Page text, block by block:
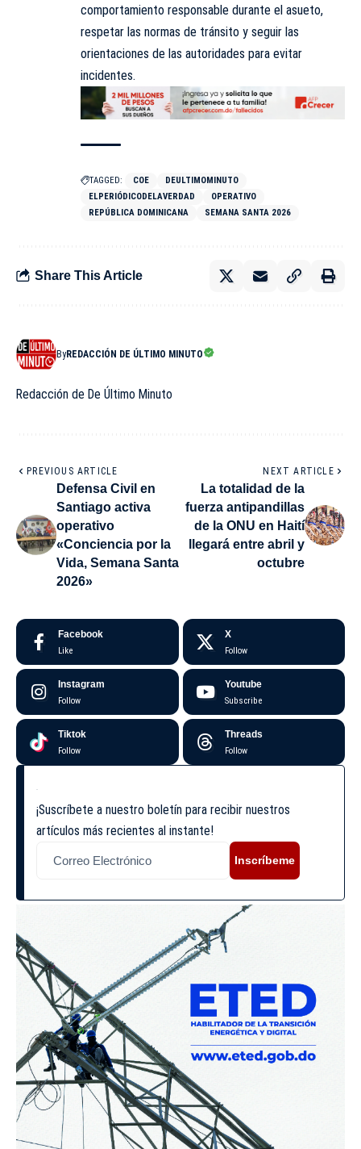
comportamiento responsable durante el asueto,
respetar las normas de tránsito y seguir las
orientaciones de las autoridades para evitar
incidentes.
TAGGED: COE
DEULTIMOMINUTO
ELPERIÓDICODELAVERDAD
OPERATIVO
REPÚBLICA DOMINICANA
SEMANA SANTA 2026
Share This Article
ByREDACCIÓN DE ÚLTIMO MINUTO
Redacción de De Último Minuto
PREVIOUS ARTICLE
Defensa Civil en
Santiago activa
operativo
«Conciencia por la
Vida, Semana Santa
2026»
NEXT ARTICLE
La totalidad de la
fuerza antipandillas
de la ONU en Haití
llegará entre abril y
octubre
Facebook
Like
X
Follow
Instagram
Follow
Youtube
Subscribe
Tiktok
Follow
Threads
Follow
¡Suscríbete a nuestro boletín para recibir nuestros
artículos más recientes al instante!
Inscríbeme